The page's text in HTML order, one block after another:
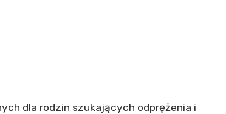
dla rodzin szukających odprężenia i